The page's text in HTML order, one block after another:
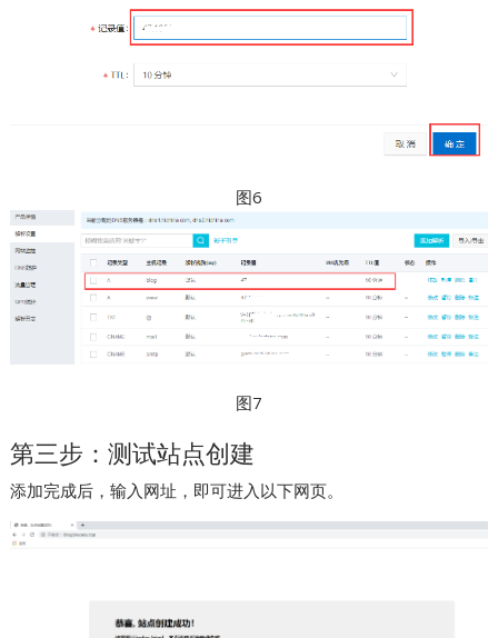
图6
图7
第三步：测试站点创建
添加完成后，输入网址，即可进入以下网页。